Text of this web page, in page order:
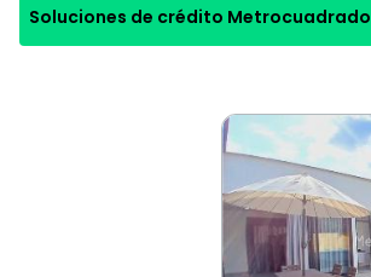
Soluciones de crédito Metrocuadrado